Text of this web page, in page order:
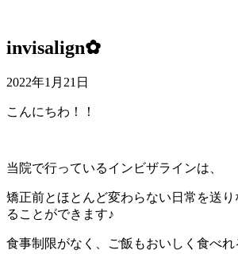
invisalign✿
2022年1月21日
こんにちわ！！
当院で行っているインビザラインは、
矯正前とほとんど変わらない日常を送
ることができます♪
食事制限がなく、ご飯もおいしく食べれ